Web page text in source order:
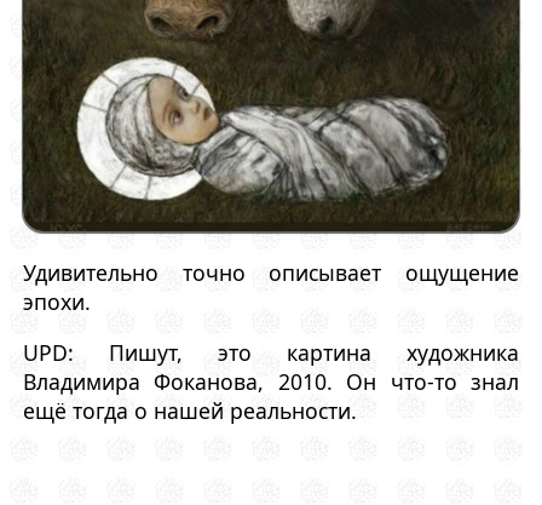
Удивительно точно описывает ощущение
эпохи.
UPD: Пишут, это картина художника
Владимира Фоканова, 2010. Он что-то знал
ещё тогда о нашей реальности.